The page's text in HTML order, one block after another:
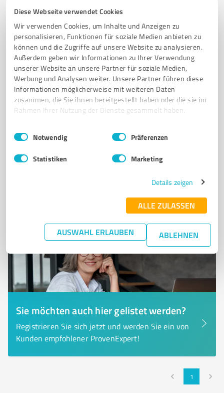
Diese Webseite verwendet Cookies
Wir verwenden Cookies, um Inhalte und Anzeigen zu
personalisieren, Funktionen für soziale Medien anbieten zu
können und die Zugriffe auf unsere Website zu analysieren.
Außerdem geben wir Informationen zu Ihrer Verwendung
unserer Website an unsere Partner für soziale Medien,
Werbung und Analysen weiter. Unsere Partner führen diese
Informationen möglicherweise mit weiteren Daten
zusammen, die Sie ihnen bereitgestellt haben oder die sie im
Rahmen Ihrer Nutzung der Dienste gesammelt haben.
Impressum Datenschutzbestimmungen
Einwilligungsauswahl
Notwendig Präferenzen
Statistiken Marketing
Details zeigen
ALLE ZULASSEN
AUSWAHL ERLAUBEN ABLEHNEN
4 Wellness
Ferienwohnung Belvita Kurmittelhaus
Willingen
Wellnessurlaub in Ferienwohnung Belvita
Kurmittelhaus Willingen
FERIENWOHNUNG WELLNESS GESUNDHEIT THERAPIE
PHYSIOTHERAPIE OSTEOPATHIE WILLINGEN KURMITTELHAUS
HALLENBAD SAUNA INFRAROTKABINE
Am Orenberg 3, 34508 Willingen (Upland)
info@belvita-willingen.de www.belvita-willingen.de/
Sie möchten auch hier gelistet werden?
Registrieren Sie sich jetzt und werden Sie ein von
Kunden empfohlener ProvenExpert!
1